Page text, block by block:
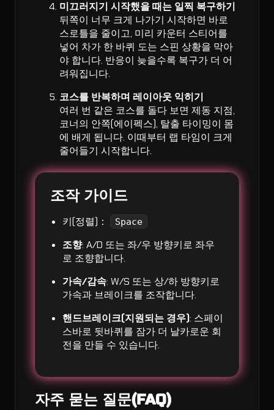
미끄러지기 시작했을 때는 일찍 복구하기
뒤쪽이 너무 크게 나가기 시작하면 바로
스로틀을 줄이고, 미리 카운터 스티어를
넣어 차가 한 바퀴 도는 스핀 상황을 막아
야 합니다. 반응이 늦을수록 복구가 더 어
려워집니다.
코스를 반복하며 레이아웃 익히기
여러 번 같은 코스를 돌다 보면 제동 지점,
코너의 안쪽(에이펙스), 탈출 타이밍이 몸
에 배게 됩니다. 이때부터 랩 타임이 크게
줄어들기 시작합니다.
조작 가이드
키(정렬)： Space
조향: A/D 또는 좌/우 방향키로 좌우
로 조향합니다.
가속/감속: W/S 또는 상/하 방향키로
가속과 브레이크를 조작합니다.
핸드브레이크(지원되는 경우): 스페이
스바로 뒷바퀴를 잠가 더 날카로운 회
전을 만들 수 있습니다.
자주 묻는 질문(FAQ)